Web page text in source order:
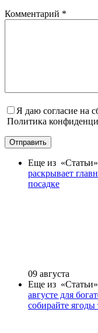
Комментарий *
Я даю согласие на
Политика
Отправить
Еще из «Статьи»
раскрывает
посадке
09 августа
Еще из «Статьи»
августе для
собирайте ягоды